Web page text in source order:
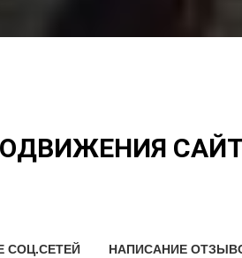
СОЦ.СЕТЕЙ НАПИСАНИЕ